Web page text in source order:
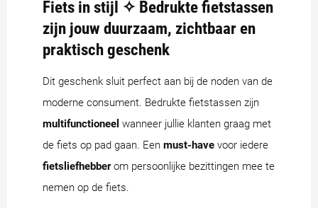
Fiets in stijl ✧ Bedrukte fietstassen
zijn jouw duurzaam, zichtbaar en
praktisch geschenk
Dit geschenk sluit perfect aan bij de noden van de
moderne consument. Bedrukte fietstassen zijn
multifunctioneel wanneer jullie klanten graag met
de fiets op pad gaan. Een must-have voor iedere
fietsliefhebberom persoonlijke bezittingen mee te
nemen op de fiets.